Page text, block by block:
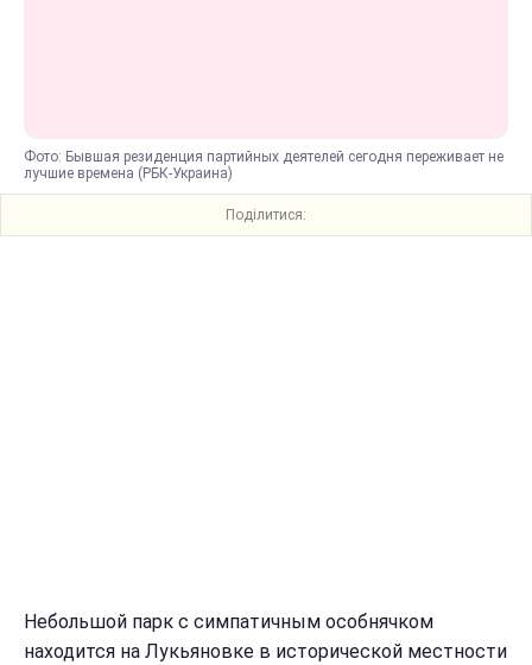
Фото: Бывшая резиденция партийных деятелей сегодня переживает не
лучшие времена (РБК-Украина)
Поділитися:
Небольшой парк с симпатичным особнячком
находится на Лукьяновке в исторической местности